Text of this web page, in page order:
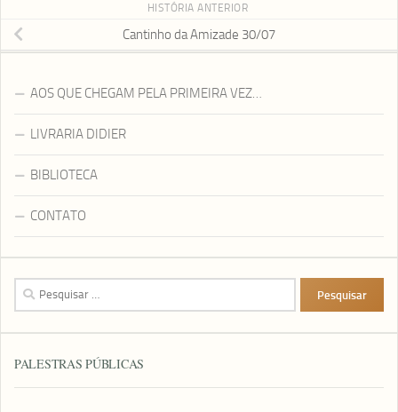
HISTÓRIA ANTERIOR
Cantinho da Amizade 30/07
AOS QUE CHEGAM PELA PRIMEIRA VEZ…
LIVRARIA DIDIER
BIBLIOTECA
CONTATO
Pesquisar
por:
PALESTRAS PÚBLICAS